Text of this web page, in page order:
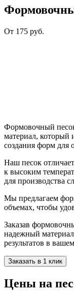
От 175 руб.
Формовочный
материал, который
создания форм для
Наш песок
к высоким
для производства
Мы предлагаем
объемах, чтобы
Заказав
надежный
результатов в
Заказать в 1 клик
Цены на